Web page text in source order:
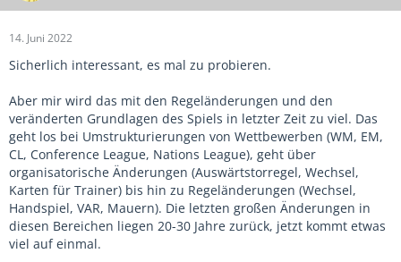
14. Juni 2022
Sicherlich interessant, es mal zu probieren.
Aber mir wird das mit den Regeländerungen und den
veränderten Grundlagen des Spiels in letzter Zeit zu viel. Das
geht los bei Umstrukturierungen von Wettbewerben (WM, EM,
CL, Conference League, Nations League), geht über
organisatorische Änderungen (Auswärtstorregel, Wechsel,
Karten für Trainer) bis hin zu Regeländerungen (Wechsel,
Handspiel, VAR, Mauern). Die letzten großen Änderungen in
diesen Bereichen liegen 20-30 Jahre zurück, jetzt kommt etwas
viel auf einmal.